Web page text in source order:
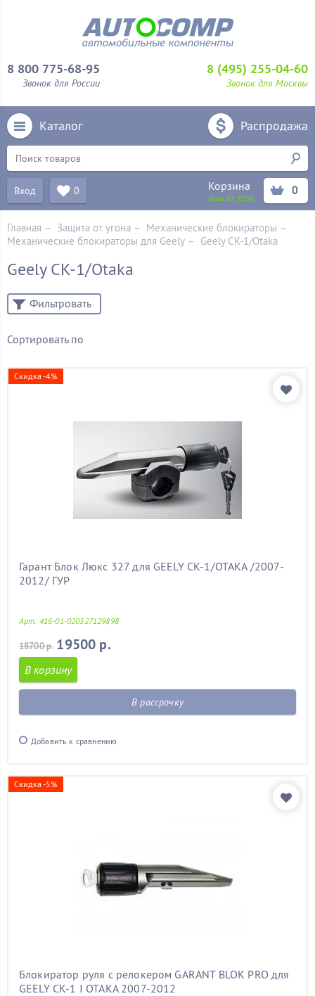
8 800 775-68-95
Звонок для России
8 (495) 255-04-60
Звонок для Москвы
Каталог Распродажа
Вход 0 Корзина
Ваш ID:8598
0
Главная – Защита от угона – Механические блoкираторы –
Механические блокираторы для Geely – Geely CK-1/Otaka
Geely CK-1/Otaka
Сортировать по
Скидка -4%
Гарант Блок Люкс 327 для GEELY CK-1/OTAKA /2007-
2012/ ГУР
Арт. 416-01-020327129898
18700 р. 19500 р.
В корзину
В рассрочку
Добавить к сравнению
Скидка -5%
Блокиратор руля с релокером GARANT BLOK PRO для
GEELY CK-1 I OTAKA 2007-2012
Бренд
Фильтровать